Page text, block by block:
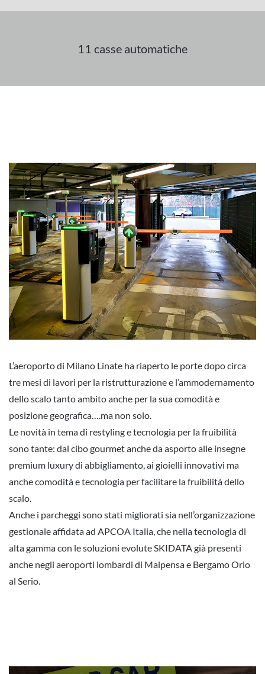
11 casse automatiche
L’aeroporto di Milano Linate ha riaperto le porte dopo circa
tre mesi di lavori per la ristrutturazione e l’ammodernamento
dello scalo tanto ambito anche per la sua comodità e
posizione geografica….ma non solo.
Le novità in tema di restyling e tecnologia per la fruibilità
sono tante: dal cibo gourmet anche da asporto alle insegne
premium luxury di abbigliamento, ai gioielli innovativi ma
anche comodità e tecnologia per facilitare la fruibilità dello
scalo.
Anche i parcheggi sono stati migliorati sia nell’organizzazione
gestionale affidata ad APCOA Italia, che nella tecnologia di
alta gamma con le soluzioni evolute SKIDATA già presenti
anche negli aeroporti lombardi di Malpensa e Bergamo Orio
al Serio.